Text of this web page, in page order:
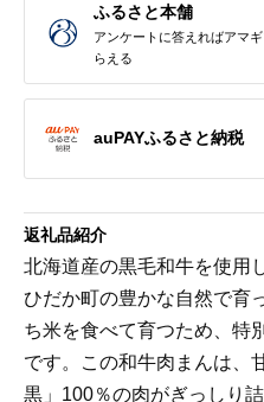
ふるさと本舗
アンケートに答えればアマ
らえる
auPAYふるさと納税
返礼品紹介
北海道産の黒毛和牛を使用
ひだか町の豊かな自然で育
ち米を食べて育つため、特
です。この和牛肉まんは、
黒」100％の肉がぎっしり